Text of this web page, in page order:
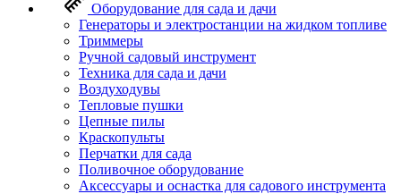
Оборудование для сада и дачи
Генераторы и электростанции на жидком топливе
Триммеры
Ручной садовый инструмент
Техника для сада и дачи
Воздуходувы
Тепловые пушки
Цепные пилы
Краскопульты
Перчатки для сада
Поливочное оборудование
Аксессуары и оснастка для садового инструмента